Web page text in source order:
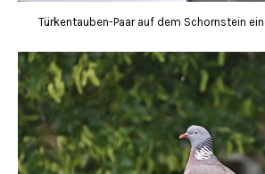
Türkentauben-Paar auf dem Schornstein